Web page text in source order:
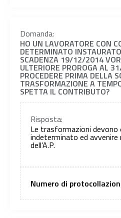
Domanda:
HO UN LAVORATORE CON
DETERMINATO
SCADENZA 19/12/2014
ULTERIORE PROROGA AL
PROCEDERE PRIMA DELLA
TRASFORMAZIONE A
SPETTA IL CONTRIBUTO?
Risposta:
Le trasformazioni devono
indeterminato ed
dell’A.P.
Numero di